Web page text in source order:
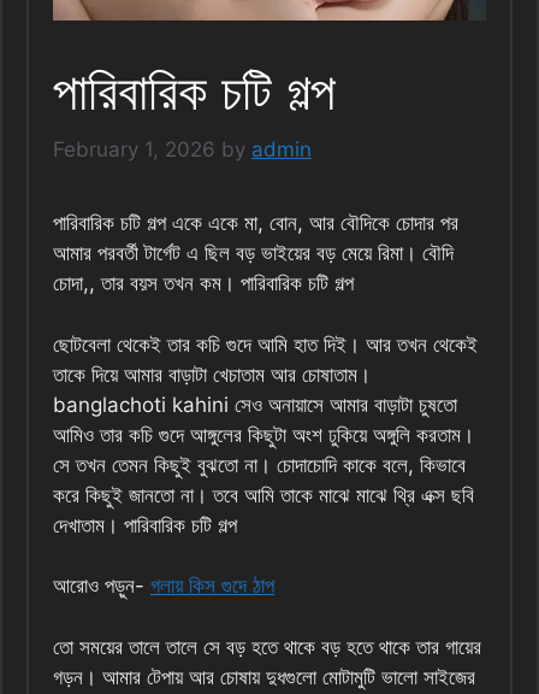
পারিবারিক চটি গল্প
February 1, 2026 by admin
পারিবারিক চটি গল্প একে একে মা, বোন, আর বৌদিকে চোদার পর
আমার পরবর্তী টার্গেট এ ছিল বড় ভাইয়ের বড় মেয়ে রিমা। বৌদি
চোদা,, তার বয়স তখন কম। পারিবারিক চটি গল্প
ছোটবেলা থেকেই তার কচি গুদে আমি হাত দিই। আর তখন থেকেই
তাকে দিয়ে আমার বাড়াটা খেচাতাম আর চোষাতাম।
banglachoti kahini সেও অনায়াসে আমার বাড়াটা চুষতো
আমিও তার কচি গুদে আঙ্গুলের কিছুটা অংশ ঢুকিয়ে অঙ্গুলি করতাম।
সে তখন তেমন কিছুই বুঝতো না। চোদাচোদি কাকে বলে, কিভাবে
করে কিছুই জানতো না। তবে আমি তাকে মাঝে মাঝে থ্রি এক্স ছবি
দেখাতাম। পারিবারিক চটি গল্প
আরোও পড়ুন- গলায় কিস গুদে ঠাপ
তো সময়ের তালে তালে সে বড় হতে থাকে বড় হতে থাকে তার গায়ের
গড়ন। আমার টেপায় আর চোষায় দুধগুলো মোটামুটি ভালো সাইজের